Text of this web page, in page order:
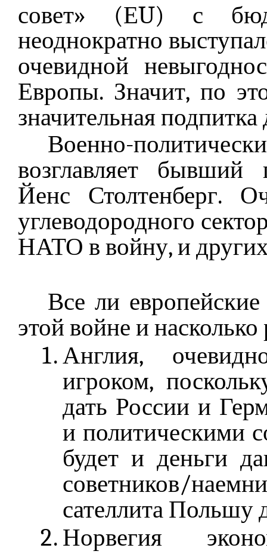
совет» (ЕU) с
неоднократно
очевидной
Европы. Значит, по
значительная подпитка
Военно-
возглавляет бывший
Йенс Столтенберг.
углеводородного
НАТО в войну, и
Все ли
этой войне и насколько
Англия,
игроком,
дать России и
и политическими
будет и деньги
советников/
сателлита Польшу
Норвегия